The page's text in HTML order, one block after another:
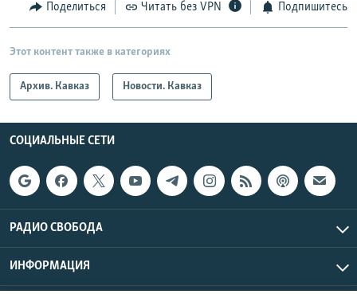
Поделиться Читать без VPN Подпишитесь
Этот контент также в категориях
Архив. Кавказ Новости. Кавказ
СОЦИАЛЬНЫЕ СЕТИ
РАДИО СВОБОДА
ИНФОРМАЦИЯ